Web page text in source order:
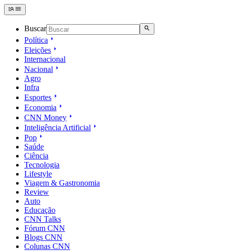
Buscar
Política
Eleições
Internacional
Nacional
Agro
Infra
Esportes
Economia
CNN Money
Inteligência Artificial
Pop
Saúde
Ciência
Tecnologia
Lifestyle
Viagem & Gastronomia
Review
Auto
Educação
CNN Talks
Fórum CNN
Blogs CNN
Colunas CNN